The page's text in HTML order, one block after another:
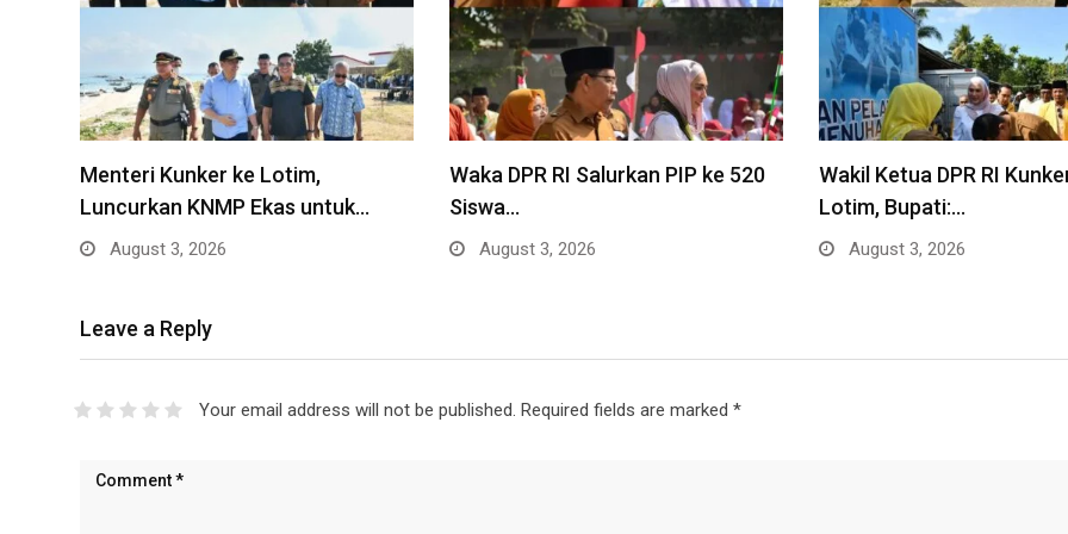
Menteri Kunker ke Lotim,
Luncurkan KNMP Ekas untuk…
August 3, 2026
Waka DPR RI Salurkan PIP ke 520
Siswa…
August 3, 2026
Wakil Ketua DPR RI
Lotim, Bupati:…
August 3, 2026
Leave a Reply
Your email address will not be published. Required fields are marked *